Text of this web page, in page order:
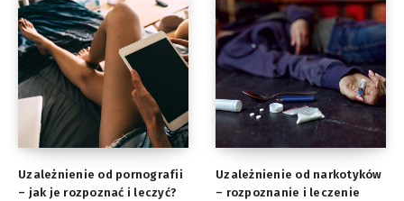
Uzależnienie od pornografii
– jak je rozpoznać i leczyć?
Uzależnienie od narkotyków
– rozpoznanie i leczenie